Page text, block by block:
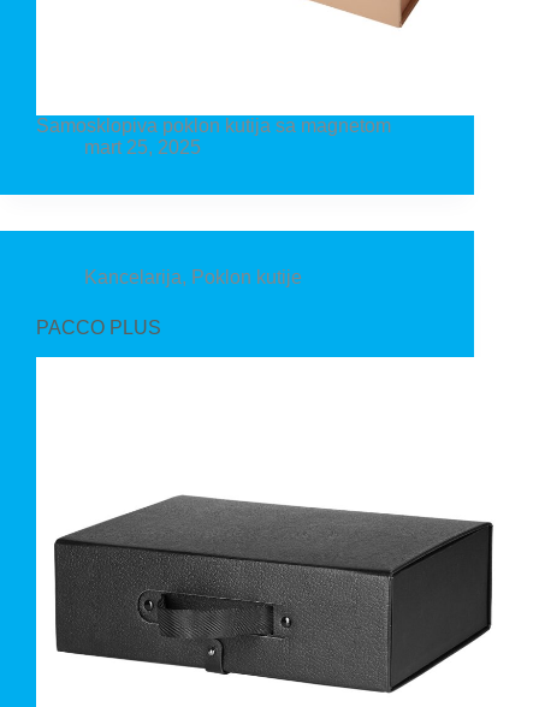
Samosklopiva poklon kutija sa magnetom
mart 25, 2025
Kancelarija, Poklon kutije
PACCO PLUS